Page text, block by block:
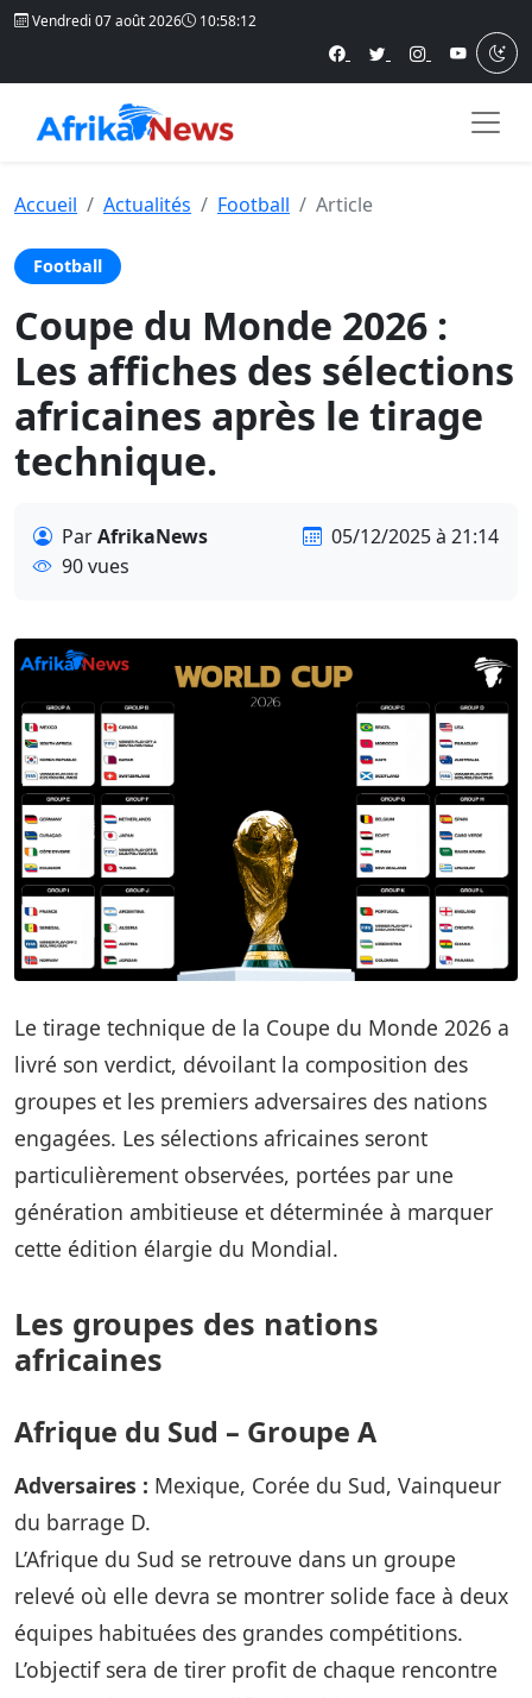
Vendredi 07 août 2026 10:58:13
Accueil Actualités Football Article
Football
Coupe du Monde 2026 :
Les affiches des sélections
africaines après le tirage
technique.
ParAfrikaNews
05/12/2025 à 21:14
90 vues
Le tirage technique de la Coupe du Monde 2026 a
livré son verdict, dévoilant la composition des
groupes et les premiers adversaires des nations
engagées. Les sélections africaines seront
particulièrement observées, portées par une
génération ambitieuse et déterminée à marquer
cette édition élargie du Mondial.
Les groupes des nations
africaines
Afrique du Sud – Groupe A
Adversaires : Mexique, Corée du Sud, Vainqueur
du barrage D.
L’Afrique du Sud se retrouve dans un groupe
relevé où elle devra se montrer solide face à deux
équipes habituées des grandes compétitions.
L’objectif sera de tirer profit de chaque rencontre